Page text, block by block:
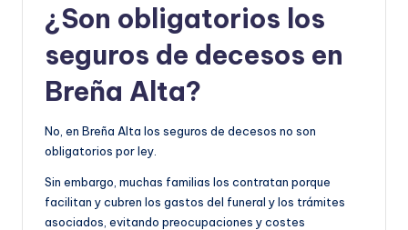
¿Son obligatorios los
seguros de decesos en
Breña Alta?
No, en Breña Alta los seguros de decesos no son
obligatorios por ley.
Sin embargo, muchas familias los contratan porque
facilitan y cubren los gastos del funeral y los trámites
asociados, evitando preocupaciones y costes